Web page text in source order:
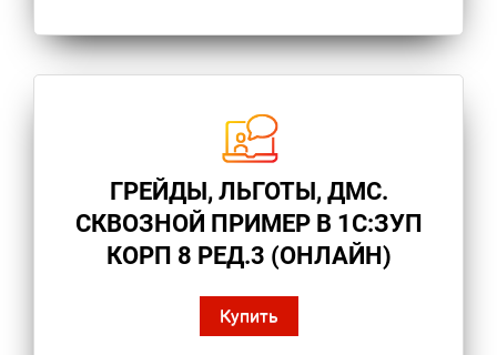
ГРЕЙДЫ, ЛЬГОТЫ, ДМС.
СКВОЗНОЙ ПРИМЕР В 1С:ЗУП
КОРП 8 РЕД.3 (ОНЛАЙН)
Купить